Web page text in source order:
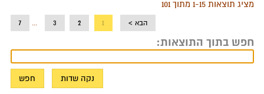
מציג תוצאות 1-15 מתוך 101
הבא > 1
2
3
7
חפש בתוך התוצאות: